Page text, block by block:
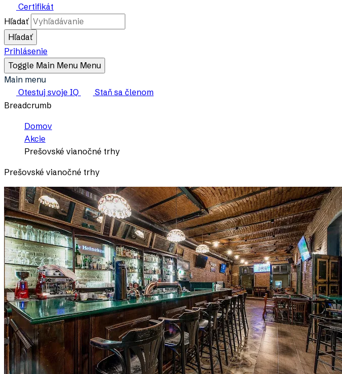
Certifikát
Hľadať
Prihlásenie
Toggle Main Menu Menu
Main menu
Otestuj svoje IQ
Staň sa členom
Breadcrumb
Domov
Akcie
Prešovské vianočné trhy
Prešovské vianočné trhy